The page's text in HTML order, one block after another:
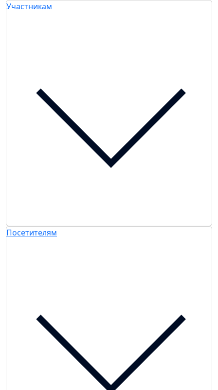
Участникам
Посетителям